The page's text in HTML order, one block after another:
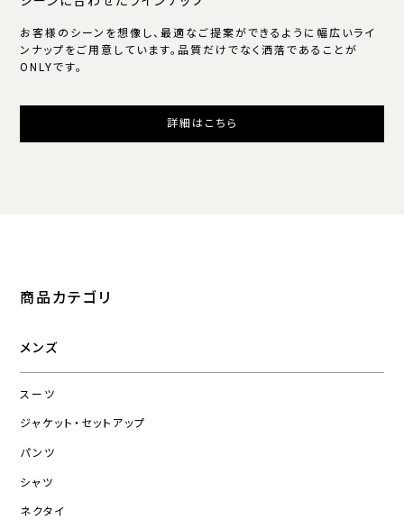
お客様のシーンを想像し、最適なご提案ができるように幅広いライ
ンナップをご用意しています。品質だけでなく洒落であることが
ONLYです。
詳細はこちら
商品カテゴリ
メンズ
スーツ
ジャケット・セットアップ
パンツ
シャツ
ネクタイ